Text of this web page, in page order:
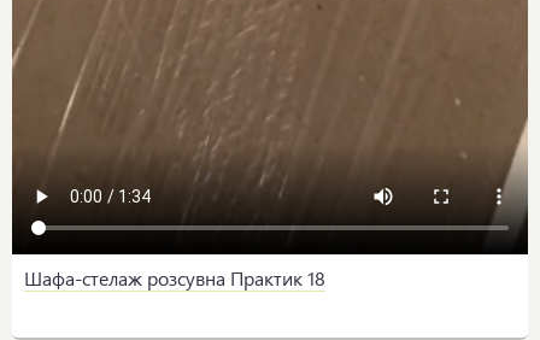
Шафа-стелаж розсувна Практик 18